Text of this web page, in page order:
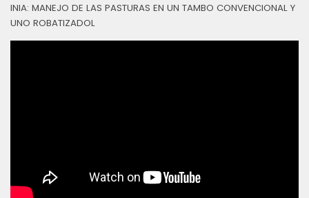
INIA: MANEJO DE LAS PASTURAS EN UN TAMBO CONVENCIONAL Y
UNO ROBATIZADOL